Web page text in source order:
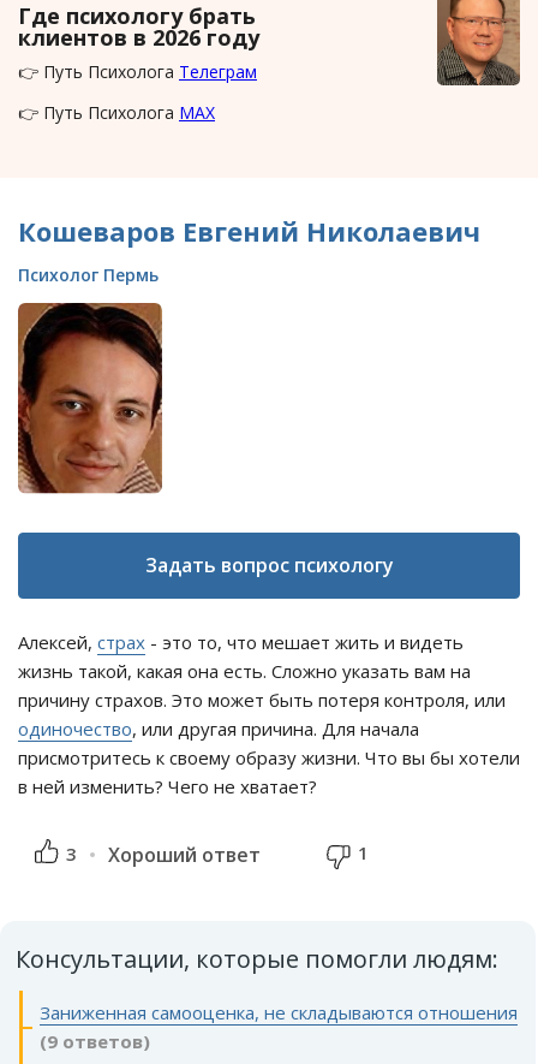
Где психологу брать
клиентов в 2026 году
👉 Путь Психолога Телеграм
👉 Путь Психолога MAX
Кошеваров Евгений Николаевич
Психолог Пермь
Задать вопрос психологу
Алексей, страх - это то, что мешает жить и видеть
жизнь такой, какая она есть. Сложно указать вам на
причину страхов. Это может быть потеря контроля, или
одиночество, или другая причина. Для начала
присмотритесь к своему образу жизни. Что вы бы хотели
в ней изменить? Чего не хватает?
3 Хороший ответ 1
Консультации, которые помогли людям:
Заниженная самооценка, не складываются отношения
(9 ответов)